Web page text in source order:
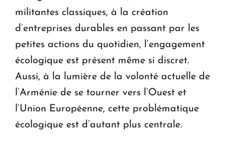
militantes classiques, à la création
d’entreprises durables en passant par les
petites actions du quotidien, l’engagement
écologique est présent même si discret.
Aussi, à la lumière de la volonté actuelle de
l’Arménie de se tourner vers l’Ouest et
l’Union Européenne, cette problématique
écologique est d’autant plus centrale.